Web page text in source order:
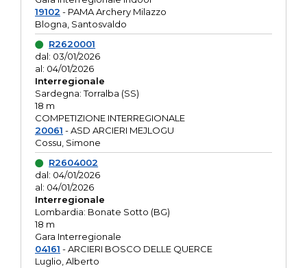
19102 - PAMA Archery Milazzo
Blogna, Santosvaldo
R2620001
dal: 03/01/2026
al: 04/01/2026
Interregionale
Sardegna: Torralba (SS)
18 m
COMPETIZIONE INTERREGIONALE
20061 - ASD ARCIERI MEJLOGU
Cossu, Simone
R2604002
dal: 04/01/2026
al: 04/01/2026
Interregionale
Lombardia: Bonate Sotto (BG)
18 m
Gara Interregionale
04161 - ARCIERI BOSCO DELLE QUERCE
Luglio, Alberto